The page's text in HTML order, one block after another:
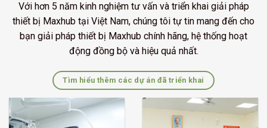
Với hơn 5 năm kinh nghiệm tư vấn và triển khai giải pháp
thiết bị Maxhub tại Việt Nam, chúng tôi tự tin mang đến cho
bạn giải pháp thiết bị Maxhub chính hãng, hệ thống hoạt
động đồng bộ và hiệu quả nhất.
Tìm hiểu thêm các dự án đã triển khai